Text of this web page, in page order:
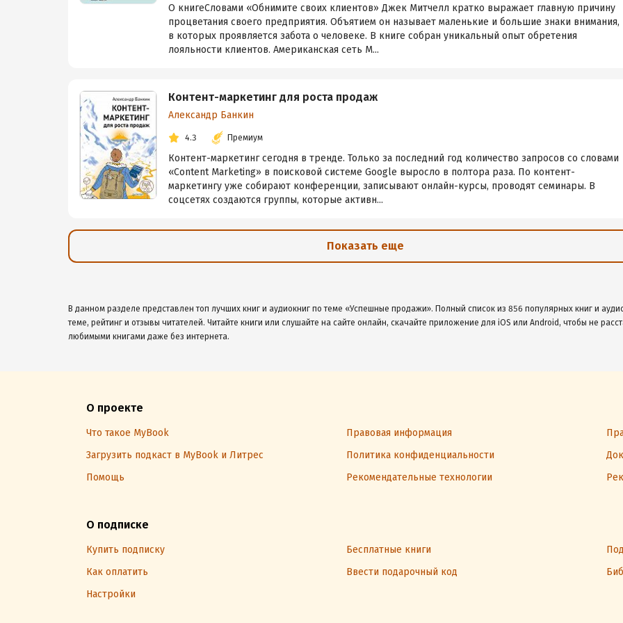
О книгеСловами «Обнимите своих клиентов» Джек Митчелл кратко выражает главную причину
процветания своего предприятия. Объятием он называет маленькие и большие знаки внимания,
в которых проявляется забота о человеке. В книге собран уникальный опыт обретения
лояльности клиентов. Американская сеть M...
Контент-маркетинг для роста продаж
Александр Банкин
4.3 Премиум
Контент-маркетинг сегодня в тренде. Только за последний год количество запросов со словами
«Content Marketing» в поисковой системе Google выросло в полтора раза. По контент-
маркетингу уже собирают конференции, записывают онлайн-курсы, проводят семинары. В
соцсетях создаются группы, которые активн...
Показать еще
В данном разделе представлен топ лучших книг и аудиокниг по теме «Успешные продажи». Полный список из 856 популярных книг и
теме, рейтинг и отзывы читателей. Читайте книги или слушайте на сайте онлайн, скачайте приложение для iOS или Android, чтобы не
любимыми книгами даже без интернета.
О проекте
Что такое MyBook Правовая информация
Загрузить подкаст в MyBook и Литрес
Политика конфиденциальности
Помощь
Рекомендательные технологии
О подписке
Купить подписку Бесплатные книги
Как оплатить
Ввести подарочный код
Настройки